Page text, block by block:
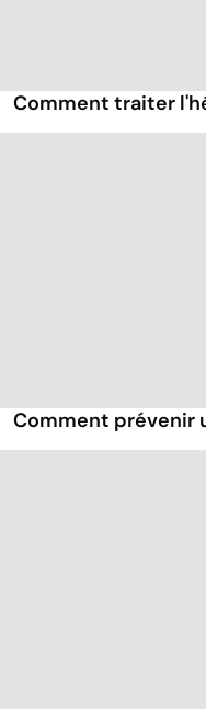
Comment traiter
Comment prévenir